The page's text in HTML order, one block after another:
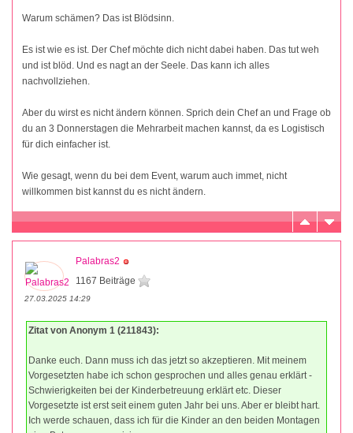
Warum schämen? Das ist Blödsinn.
Es ist wie es ist. Der Chef möchte dich nicht dabei haben. Das tut weh
und ist blöd. Und es nagt an der Seele. Das kann ich alles
nachvollziehen.
Aber du wirst es nicht ändern können. Sprich dein Chef an und Frage ob
du an 3 Donnerstagen die Mehrarbeit machen kannst, da es Logistisch
für dich einfacher ist.
Wie gesagt, wenn du bei dem Event, warum auch immet, nicht
willkommen bist kannst du es nicht ändern.
Palabras2
1167 Beiträge
27.03.2025 14:29
Zitat von Anonym 1 (211843):
Danke euch. Dann muss ich das jetzt so akzeptieren. Mit meinem
Vorgesetzten habe ich schon gesprochen und alles genau erklärt -
Schwierigkeiten bei der Kinderbetreuung erklärt etc. Dieser
Vorgesetzte ist erst seit einem guten Jahr bei uns. Aber er bleibt hart.
Ich werde schauen, dass ich für die Kinder an den beiden Montagen